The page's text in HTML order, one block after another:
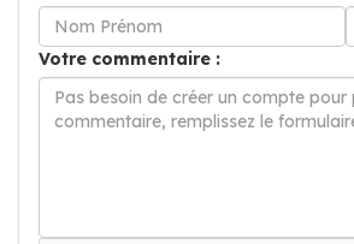
Votre commentaire :